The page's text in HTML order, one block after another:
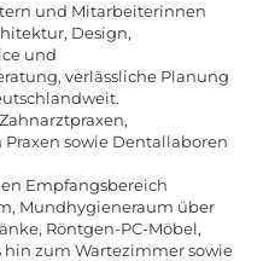
und Mitarbeiterinnen
Design,
und
verlässliche Planung
sowie Dentallaboren
Empfangsbereich
Mundhygieneraum über
Röntgen-PC-Möbel,
zum Wartezimmer sowie